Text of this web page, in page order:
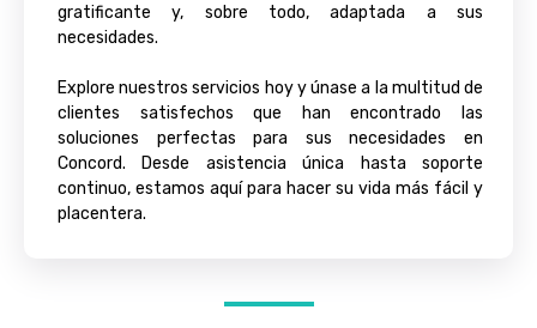
gratificante y, sobre todo, adaptada a sus
necesidades.
Explore nuestros servicios hoy y únase a la multitud de
clientes satisfechos que han encontrado las
soluciones perfectas para sus necesidades en
Concord. Desde asistencia única hasta soporte
continuo, estamos aquí para hacer su vida más fácil y
placentera.